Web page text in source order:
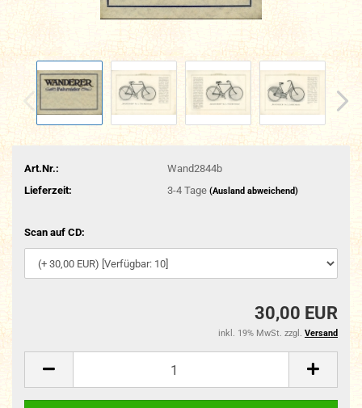
Art.Nr.:
Wand2844b
Lieferzeit:
3-4 Tage (Ausland abweichend)
Scan auf CD:
30,00 EUR
inkl. 19% MwSt. zzgl. Versand